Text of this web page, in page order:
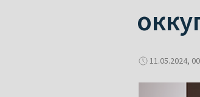
11.05.2024,